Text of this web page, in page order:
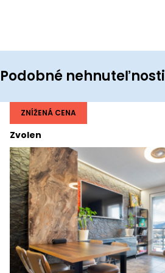
Podobné nehnuteľnosti
Zvolen
ZNÍŽENÁ CENA